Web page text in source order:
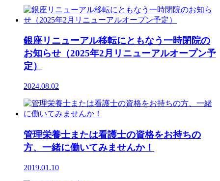
銀座リニューアル移転にともなう一時閉院の
お知らせ（2025年2月リニューアルオープン予
定）
2024.08.02
管理栄養士または看護士の資格をお持ちの
方、一緒に働いてみませんか！
2019.01.10